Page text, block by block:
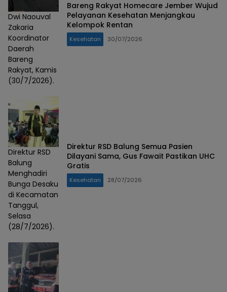
Dwi Naouval
Zakaria
Koordinator
Daerah
Bareng
Rakyat, Kamis
(30/7/2026).
Bareng Rakyat Homecare Jember Wujud
Pelayanan Kesehatan Menjangkau
Kelompok Rentan
Kesehatan 30/07/2026
Direktur RSD
Balung
Menghadiri
Bunga Desaku
di Kecamatan
Tanggul,
Selasa
(28/7/2026).
Direktur RSD Balung Semua Pasien
Dilayani Sama, Gus Fawait Pastikan UHC
Gratis
Kesehatan 28/07/2026